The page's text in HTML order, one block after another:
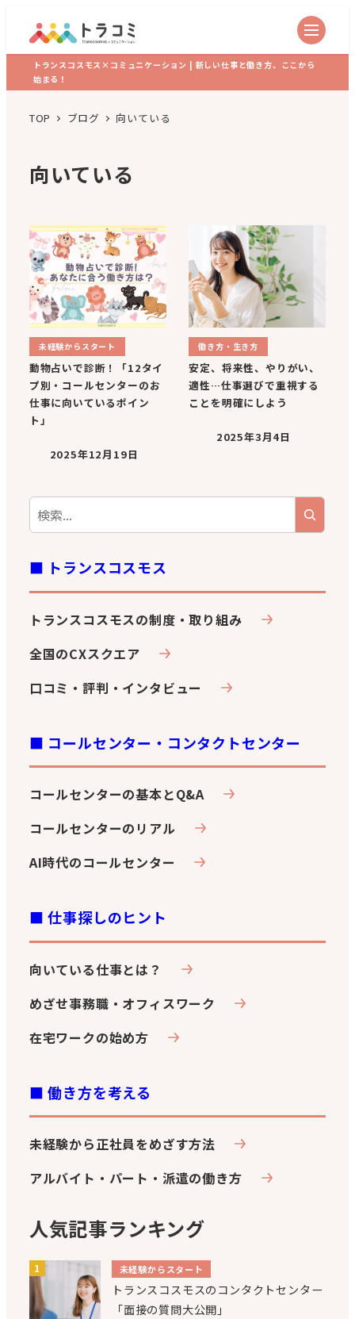
トランスコスモス×コミュニケーション | 新しい仕事と働き方、ここから
始まる！
TOP ブログ 向いている
向いている
未経験からスタート
動物占いで診断！「12タイ
プ別・コールセンターのお
仕事に向いているポイン
ト」
2025年12月19日
働き方・生き方
安定、将来性、やりがい、
適性…仕事選びで重視する
ことを明確にしよう
2025年3月4日
■ トランスコスモス
トランスコスモスの制度・取り組み
全国のCXスクエア
口コミ・評判・インタビュー
■ コールセンター・コンタクトセンター
コールセンターの基本とQ&A
コールセンターのリアル
AI時代のコールセンター
■ 仕事探しのヒント
向いている仕事とは？
めざせ事務職・オフィスワーク
在宅ワークの始め方
■ 働き方を考える
未経験から正社員をめざす方法
アルバイト・パート・派遣の働き方
人気記事ランキング
未経験からスタート
トランスコスモスのコンタクトセンター
「面接の質問大公開」